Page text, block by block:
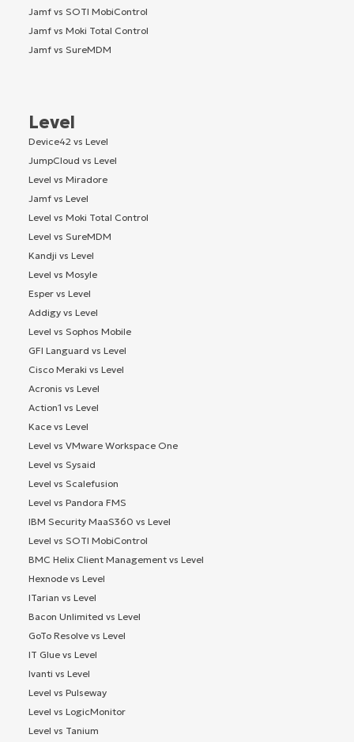
Jamf vs SOTI MobiControl
Jamf vs Moki Total Control
Jamf vs SureMDM
Level
Device42 vs Level
JumpCloud vs Level
Level vs Miradore
Jamf vs Level
Level vs Moki Total Control
Level vs SureMDM
Kandji vs Level
Level vs Mosyle
Esper vs Level
Addigy vs Level
Level vs Sophos Mobile
GFI Languard vs Level
Cisco Meraki vs Level
Acronis vs Level
Action1 vs Level
Kace vs Level
Level vs VMware Workspace One
Level vs Sysaid
Level vs Scalefusion
Level vs Pandora FMS
IBM Security MaaS360 vs Level
Level vs SOTI MobiControl
BMC Helix Client Management vs Level
Hexnode vs Level
ITarian vs Level
Bacon Unlimited vs Level
GoTo Resolve vs Level
IT Glue vs Level
Ivanti vs Level
Level vs Pulseway
Level vs LogicMonitor
Level vs Tanium